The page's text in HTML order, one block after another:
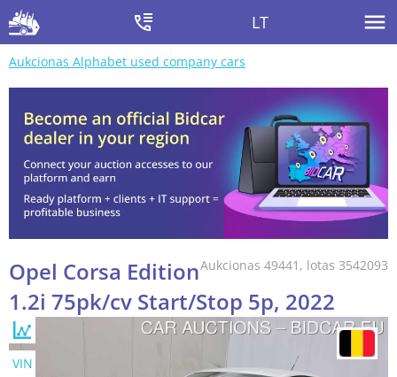
LT
Aukcionas Alphabet used company cars
Aukcionas 49441, lotas 3542093
Opel Corsa Edition
1.2i 75pk/cv Start/Stop 5p, 2022
VIN